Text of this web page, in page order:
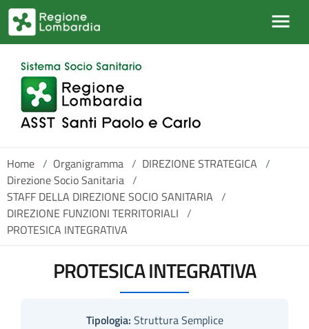
Salta al contenuto principale
Home / Organigramma / DIREZIONE STRATEGICA /
Direzione Socio Sanitaria /
STAFF DELLA DIREZIONE SOCIO SANITARIA /
DIREZIONE FUNZIONI TERRITORIALI /
PROTESICA INTEGRATIVA
PROTESICA INTEGRATIVA
Tipologia: Struttura Semplice